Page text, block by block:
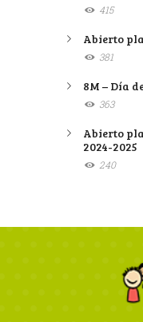
415
Abierto
381
8M – Día
363
Abierto
2024-2025
240